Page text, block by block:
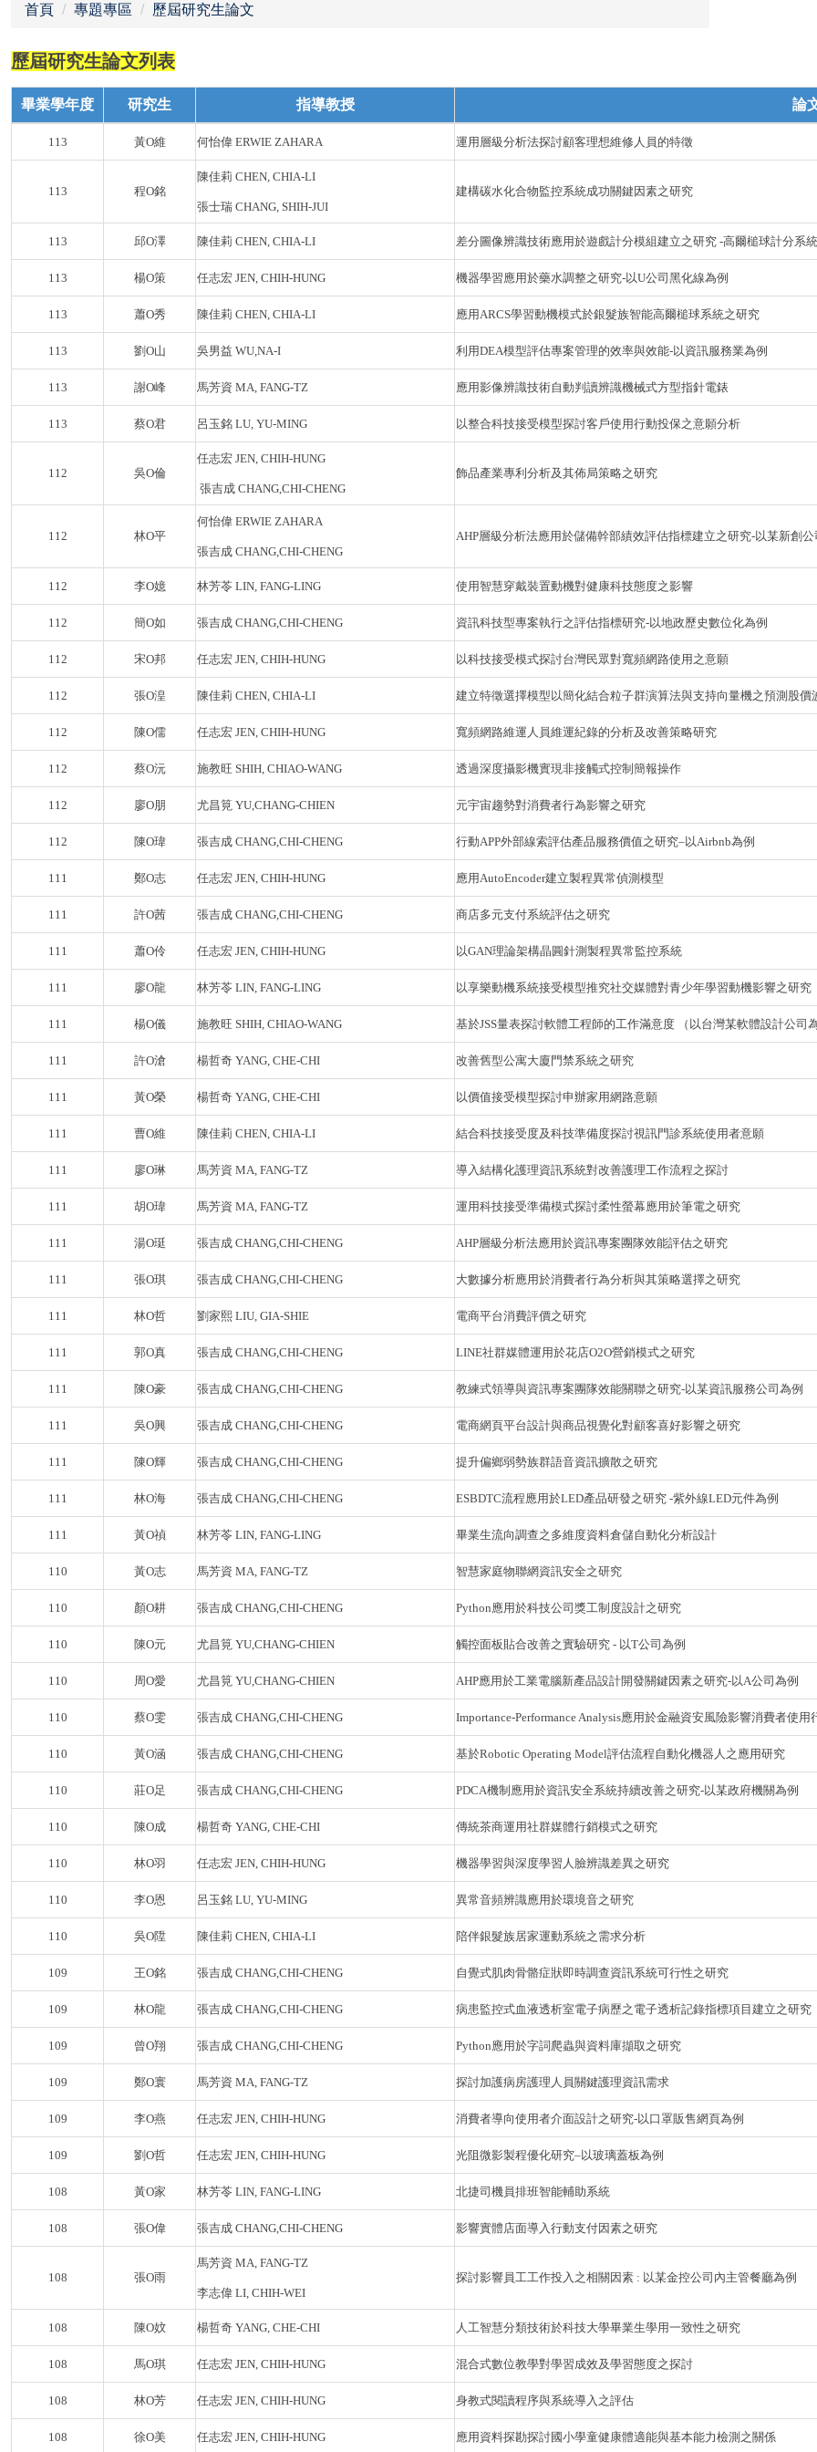
首頁 專題專區 歷屆研究生論文
歷屆研究生論文列表
畢業學年度 研究生 指導教授 論
113 黃O維 何怡偉 ERWIE ZAHARA 運用層級分析法探討顧客理想維修人員的特徵
113 程O銘
陳佳莉 CHEN, CHIA-LI
張士瑞 CHANG, SHIH-JUI
建構碳水化合物監控系統成功關鍵因素之研究
113 邱O澤 陳佳莉 CHEN, CHIA-LI 差分圖像辨識技術應用於遊戲計分模組建立之研究 -高爾槌球計分系
113 楊O策 任志宏 JEN, CHIH-HUNG 機器學習應用於藥水調整之研究-以U公司黑化線為例
113 蕭O秀 陳佳莉 CHEN, CHIA-LI 應用ARCS學習動機模式於銀髮族智能高爾槌球系統之研究
113 劉O山 吳男益 WU,NA-I 利用DEA模型評估專案管理的效率與效能-以資訊服務業為例
113 謝O峰 馬芳資 MA, FANG-TZ 應用影像辨識技術自動判讀辨識機械式方型指針電錶
113 蔡O君 呂玉銘 LU, YU-MING 以整合科技接受模型探討客戶使用行動投保之意願分析
112 吳O倫
任志宏 JEN, CHIH-HUNG
張吉成 CHANG,CHI-CHENG
飾品產業專利分析及其佈局策略之研究
112 林O平
何怡偉 ERWIE ZAHARA
張吉成 CHANG,CHI-CHENG
AHP層級分析法應用於儲備幹部績效評估指標建立之研究-以某新創
112 李O嬑 林芳苓 LIN, FANG-LING 使用智慧穿戴裝置動機對健康科技態度之影響
112 簡O如 張吉成 CHANG,CHI-CHENG 資訊科技型專案執行之評估指標研究-以地政歷史數位化為例
112 宋O邦 任志宏 JEN, CHIH-HUNG 以科技接受模式探討台灣民眾對寬頻網路使用之意願
112 張O湟 陳佳莉 CHEN, CHIA-LI 建立特徵選擇模型以簡化結合粒子群演算法與支持向量機之預測股價
112 陳O儒 任志宏 JEN, CHIH-HUNG 寬頻網路維運人員維運紀錄的分析及改善策略研究
112 蔡O沅 施教旺 SHIH, CHIAO-WANG 透過深度攝影機實現非接觸式控制簡報操作
112 廖O朋 尤昌筧 YU,CHANG-CHIEN 元宇宙趨勢對消費者行為影響之研究
112 陳O瑋 張吉成 CHANG,CHI-CHENG 行動APP外部線索評估產品服務價值之研究–以Airbnb為例
111 鄭O志 任志宏 JEN, CHIH-HUNG 應用AutoEncoder建立製程異常偵測模型
111 許O茜 張吉成 CHANG,CHI-CHENG 商店多元支付系統評估之研究
111 蕭O伶 任志宏 JEN, CHIH-HUNG 以GAN理論架構晶圓針測製程異常監控系統
111 廖O龍 林芳苓 LIN, FANG-LING 以享樂動機系統接受模型推究社交媒體對青少年學習動機影響之研究
111 楊O儀 施教旺 SHIH, CHIAO-WANG 基於JSS量表探討軟體工程師的工作滿意度 （以台灣某軟體設計公司
111 許O滄 楊哲奇 YANG, CHE-CHI 改善舊型公寓大廈門禁系統之研究
111 黃O榮 楊哲奇 YANG, CHE-CHI 以價值接受模型探討申辦家用網路意願
111 曹O維 陳佳莉 CHEN, CHIA-LI 結合科技接受度及科技準備度探討視訊門診系統使用者意願
111 廖O琳 馬芳資 MA, FANG-TZ 導入結構化護理資訊系統對改善護理工作流程之探討
111 胡O瑋 馬芳資 MA, FANG-TZ 運用科技接受準備模式探討柔性螢幕應用於筆電之研究
111 湯O珽 張吉成 CHANG,CHI-CHENG AHP層級分析法應用於資訊專案團隊效能評估之研究
111 張O琪 張吉成 CHANG,CHI-CHENG 大數據分析應用於消費者行為分析與其策略選擇之研究
111 林O哲 劉家熙 LIU, GIA-SHIE 電商平台消費評價之研究
111 郭O真 張吉成 CHANG,CHI-CHENG LINE社群媒體運用於花店O2O營銷模式之研究
111 陳O豪 張吉成 CHANG,CHI-CHENG 教練式領導與資訊專案團隊效能關聯之研究-以某資訊服務公司為例
111 吳O興 張吉成 CHANG,CHI-CHENG 電商網頁平台設計與商品視覺化對顧客喜好影響之研究
111 陳O輝 張吉成 CHANG,CHI-CHENG 提升偏鄉弱勢族群語音資訊擴散之研究
111 林O海 張吉成 CHANG,CHI-CHENG ESBDTC流程應用於LED產品研發之研究 -紫外線LED元件為例
111 黃O禎 林芳苓 LIN, FANG-LING 畢業生流向調查之多維度資料倉儲自動化分析設計
110 黃O志 馬芳資 MA, FANG-TZ 智慧家庭物聯網資訊安全之研究
110 顏O耕 張吉成 CHANG,CHI-CHENG Python應用於科技公司獎工制度設計之研究
110 陳O元 尤昌筧 YU,CHANG-CHIEN 觸控面板貼合改善之實驗研究 - 以T公司為例
110 周O愛 尤昌筧 YU,CHANG-CHIEN AHP應用於工業電腦新產品設計開發關鍵因素之研究-以A公司為例
110 蔡O雯 張吉成 CHANG,CHI-CHENG Importance-Performance Analysis應用於金融資安風險影響消費者使
110 黃O涵 張吉成 CHANG,CHI-CHENG 基於Robotic Operating Model評估流程自動化機器人之應用研究
110 莊O足 張吉成 CHANG,CHI-CHENG PDCA機制應用於資訊安全系統持續改善之研究-以某政府機關為例
110 陳O成 楊哲奇 YANG, CHE-CHI 傳統茶商運用社群媒體行銷模式之研究
110 林O羽 任志宏 JEN, CHIH-HUNG 機器學習與深度學習人臉辨識差異之研究
110 李O恩 呂玉銘 LU, YU-MING 異常音頻辨識應用於環境音之研究
110 吳O陞 陳佳莉 CHEN, CHIA-LI 陪伴銀髮族居家運動系統之需求分析
109 王O銘 張吉成 CHANG,CHI-CHENG 自覺式肌肉骨骼症狀即時調查資訊系統可行性之研究
109 林O龍 張吉成 CHANG,CHI-CHENG 病患監控式血液透析室電子病歷之電子透析記錄指標項目建立之研究
109 曾O翔 張吉成 CHANG,CHI-CHENG Python應用於字詞爬蟲與資料庫擷取之研究
109 鄭O寰 馬芳資 MA, FANG-TZ 探討加護病房護理人員關鍵護理資訊需求
109 李O燕 任志宏 JEN, CHIH-HUNG 消費者導向使用者介面設計之研究-以口罩販售網頁為例
109 劉O哲 任志宏 JEN, CHIH-HUNG 光阻微影製程優化研究–以玻璃蓋板為例
108 黃O家 林芳苓 LIN, FANG-LING 北捷司機員排班智能輔助系統
108 張O偉 張吉成 CHANG,CHI-CHENG 影響實體店面導入行動支付因素之研究
108 張O雨
馬芳資 MA, FANG-TZ
李志偉 LI, CHIH-WEI
探討影響員工工作投入之相關因素 : 以某金控公司內主管餐廳為例
108 陳O妏 楊哲奇 YANG, CHE-CHI 人工智慧分類技術於科技大學畢業生學用一致性之研究
108 馬O琪 任志宏 JEN, CHIH-HUNG 混合式數位教學對學習成效及學習態度之探討
108 林O芳 任志宏 JEN, CHIH-HUNG 身教式閱讀程序與系統導入之評估
108 徐O美 任志宏 JEN, CHIH-HUNG 應用資料探勘探討國小學童健康體適能與基本能力檢測之關係